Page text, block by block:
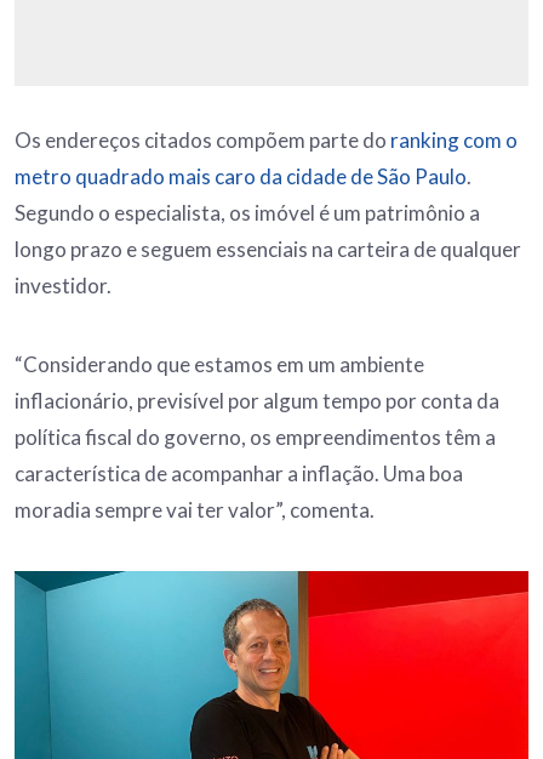
Os endereços citados compõem parte do ranking com o
metro quadrado mais caro da cidade de São Paulo.
Segundo o especialista, os imóvel é um patrimônio a
longo prazo e seguem essenciais na carteira de qualquer
investidor.
“Considerando que estamos em um ambiente
inflacionário, previsível por algum tempo por conta da
política fiscal do governo, os empreendimentos têm a
característica de acompanhar a inflação. Uma boa
moradia sempre vai ter valor”, comenta.